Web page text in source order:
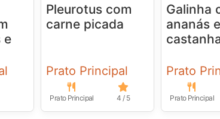
e
Pleurotus com
carne picada
Prato Principal
Prato Principal 4 / 5
Galinha
ananás e
Prato
Prato Principal